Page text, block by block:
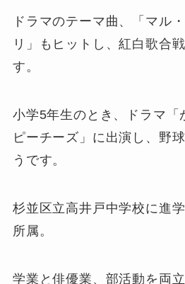
ドラマのテーマ曲、「マル
リ」もヒットし、紅白歌合
す。
小学5年生のとき、ドラマ「
ピーチーズ」に出演し、野
うです。
杉並区立高井戸中学校に進
所属。
学業と俳優業、部活動を両